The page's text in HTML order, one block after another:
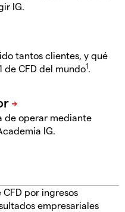
IG.
tantos clientes, y qué
de CFD del mundo1.
de operar mediante
IG.
por ingresos
empresariales